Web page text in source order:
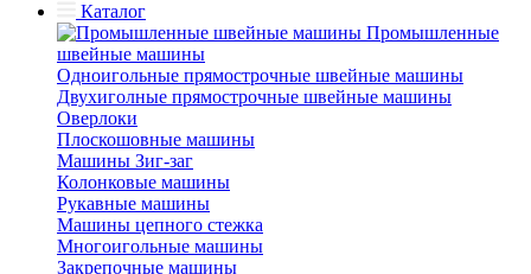
Каталог
Промышленные
швейные машины
Одноигольные прямострочные швейные машины
Двухиголные прямострочные швейные машины
Оверлоки
Плоскошовные машины
Машины Зиг-заг
Колонковые машины
Рукавные машины
Машины цепного стежка
Многоигольные машины
Закрепочные машины